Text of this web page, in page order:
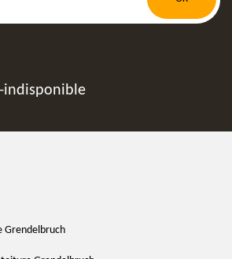
-indisponible
Grendelbruch